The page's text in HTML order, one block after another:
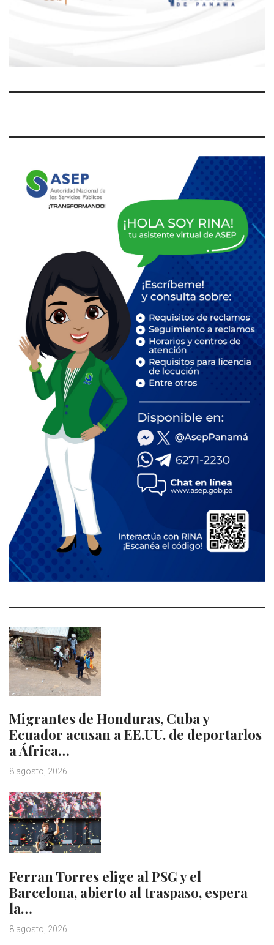
Migrantes de Honduras, Cuba y
Ecuador acusan a EE.UU. de deportarlos
a África…
8 agosto, 2026
Ferran Torres elige al PSG y el
Barcelona, abierto al traspaso, espera
la…
8 agosto, 2026